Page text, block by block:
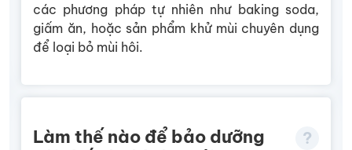
các phương pháp tự nhiên như baking soda,
giấm ăn, hoặc sản phẩm khử mùi chuyên dụng
để loại bỏ mùi hôi.
Làm thế nào để bảo dưỡng